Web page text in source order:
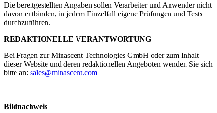
Die bereitgestellten Angaben sollen Verarbeiter und Anwender nicht
davon entbinden, in jedem Einzelfall eigene Prüfungen und Tests
durchzuführen.
REDAKTIONELLE VERANTWORTUNG
Bei Fragen zur Minascent Technologies GmbH oder zum Inhalt
dieser Website und deren redaktionellen Angeboten wenden Sie sich
bitte an: sales@minascent.com
Bildnachweis